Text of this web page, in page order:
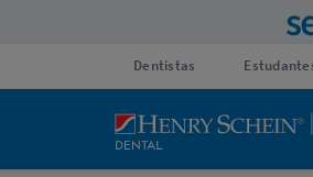
Dentistas